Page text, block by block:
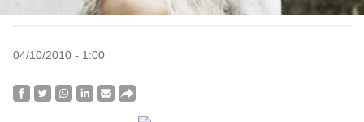
04/10/2010 - 1:00